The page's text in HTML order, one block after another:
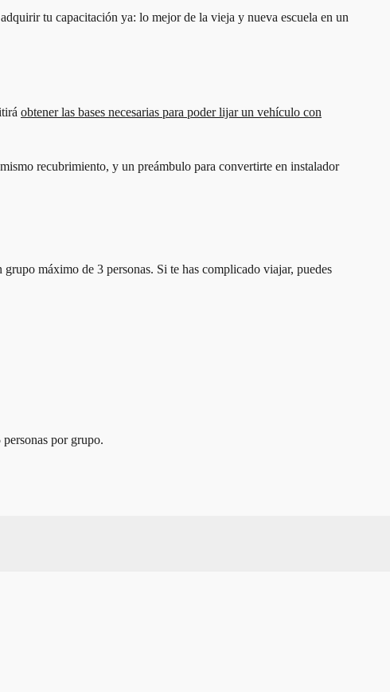
tu capacitación ya: lo mejor de la vieja y nueva escuela en un
obtener las bases necesarias para poder lijar un vehículo con
recubrimiento, y un preámbulo para convertirte en instalador
máximo de 3 personas. Si te has complicado viajar, puedes
por grupo.